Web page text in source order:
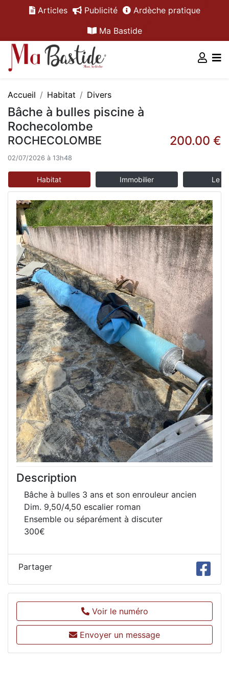
Articles Publicité
Ardèche pratique
Ma Bastide
Accueil Habitat Divers
Bâche à bulles piscine à
Rochecolombe
ROCHECOLOMBE
02/07/2026 à 13h48
200.00 €
Habitat Immobilier Le
Description
Bâche à bulles 3 ans et son enrouleur ancien
Dim. 9,50/4,50 escalier roman
Ensemble ou séparément à discuter
300€
Partager
Voir le numéro
Envoyer un message